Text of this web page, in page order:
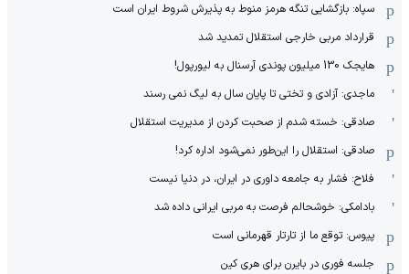
سپاه: بازگشایی تنگه هرمز منوط به پذیرش شروط ایران است
قرارداد مربی خارجی استقلال تمدید شد
هایجک 130 میلیون پوندی آرسنال به لیورپول!
ماجدی: آزادی و تختی تا پایان سال به لیگ نمی رسند
صادقی: خسته شدم از صحبت کردن از مدیریت استقلال
صادقی: استقلال را این‌طور نمی‌شود اداره کرد!
فلاح: فشار به جامعه داوری در ایران، در دنیا نیست
بادامکی: خوشحالم فرصت به مربی ایرانی داده شد
پیوس: توقع ما از تارتار قهرمانی است
جلسه فوری در بایرن برای هری کین